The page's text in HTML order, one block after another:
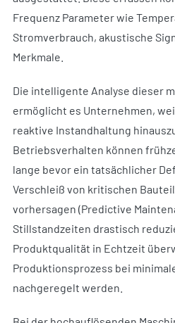
Frequenz Parameter wie
Stromverbrauch, akustische
Merkmale.
Die intelligente Analyse dieser
ermöglicht es Unternehmen,
reaktive Instandhaltung
Betriebsverhalten können
lange bevor ein tatsächlicher
Verschleiß von kritischen
vorhersagen (Predictive
Stillstandzeiten drastisch
Produktqualität in Echtzeit
Produktionsprozess bei
nachgeregelt werden.